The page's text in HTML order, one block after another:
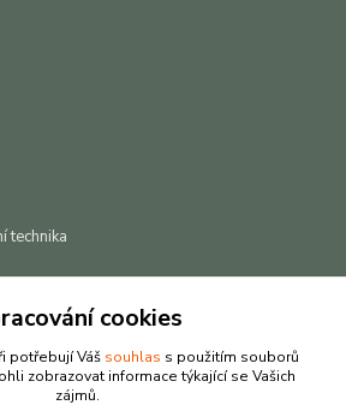
technika
301 044cookies
potřebují Váš souhlas s použitím souborů
zobrazovat informace týkající se Vašich
zájmů.